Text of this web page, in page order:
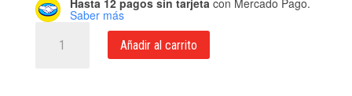
Saber más
ESM.SINT.AMARILLO
CROMO
Añadir al carrito